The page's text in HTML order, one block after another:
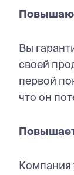
Вы
своей
первой
что он
Компания